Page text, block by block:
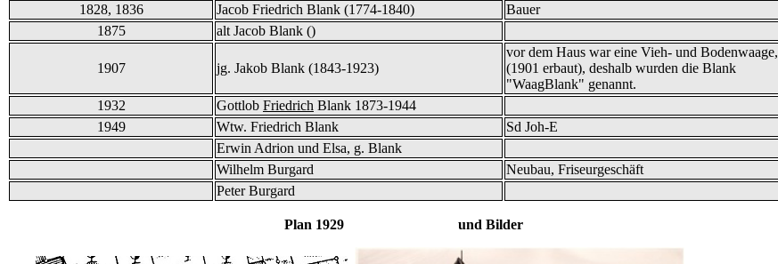
1828, 1836 Jacob Friedrich Blank (1774-1840)
Bauer
1875
alt Jacob Blank ()
1907 jg. Jakob Blank (1843-1923)
vor dem Haus war eine Vieh- und Bodenwaage,
(1901 erbaut), deshalb wurden die Blank
"WaagBlank" genannt.
1932
Gottlob Friedrich Blank 1873-1944
1949
Wtw. Friedrich Blank
Sd Joh-E
Erwin Adrion und Elsa, g. Blank
Wilhelm Burgard
Neubau, Friseurgeschäft
Peter Burgard
Plan 1929 und Bilder